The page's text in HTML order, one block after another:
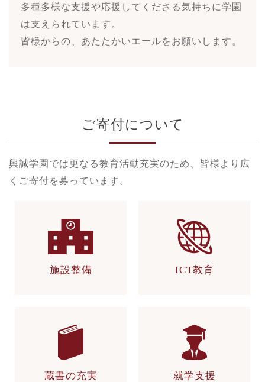
多種多様な支援や応援してくださる気持ちに学園
は支えられています。
皆様からの、あたたかいエールをお願いします。
ご寄付について
興誠学園では更なる教育活動充実のため、皆様より広
くご寄付を募っています。
施設整備 ICT教育
蔵書の充実 就学支援